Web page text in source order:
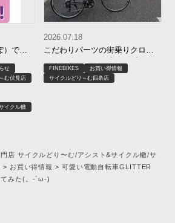
で自
メッ
む、ア
イクル
せ
む伏見店
イクル轍
こだわりパーツの街乗りクロス
バイク特価モデル残りわずか！
2026.07.18
FINEBIKES
お買い得情報
サイクルどり～む四条店
店 サイクルどり〜む/アシスト&サイクル轍/サ
> お買い得情報 > 可愛い電動自転車GLITTER
てみた(。-`ω-)